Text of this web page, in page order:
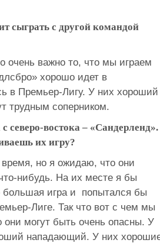
сыграть с другой командой
очень важно то, что мы играем
хорошо идет в
в Премьер-Лигу. У них хороший
трудным соперником.
северо-востока –
их игру?
время, но я ожидаю, что они
нибудь. На их месте я бы
большая игра и попытался бы
Лиге. Так что вот с чем мы
могут быть очень опасны. У
нападающий. У них